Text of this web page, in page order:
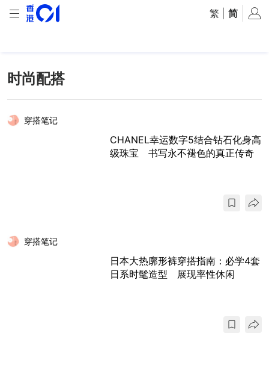
繁 简
时尚配搭
穿搭笔记
CHANEL幸运数字5结合钻石化身高
级珠宝 书写永不褪色的真正传奇
穿搭笔记
日本大热廓形裤穿搭指南：必学4套
日系时髦造型 展现率性休闲